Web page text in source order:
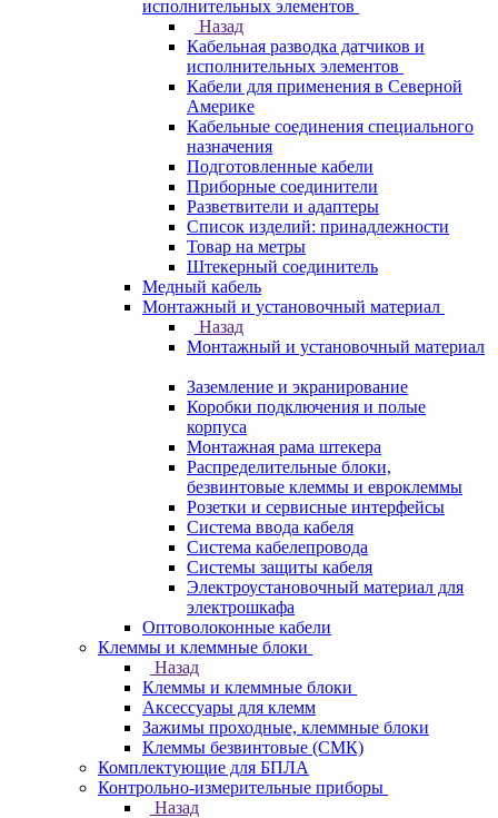
исполнительных элементов
Назад
Кабельная разводка датчиков и
исполнительных элементов
Кабели для применения в Северной
Америке
Кабельные соединения специального
назначения
Подготовленные кабели
Приборные соединители
Разветвители и адаптеры
Список изделий: принадлежности
Товар на метры
Штекерный соединитель
Медный кабель
Монтажный и установочный материал
Назад
Монтажный и установочный материал
Заземление и экранирование
Коробки подключения и полые
корпуса
Монтажная рама штекера
Распределительные блоки,
безвинтовые клеммы и евроклеммы
Розетки и сервисные интерфейсы
Система ввода кабеля
Система кабелепровода
Системы защиты кабеля
Электроустановочный материал для
электрошкафа
Оптоволоконные кабели
Клеммы и клеммные блоки
Назад
Клеммы и клеммные блоки
Аксессуары для клемм
Зажимы проходные, клеммные блоки
Клеммы безвинтовые (СМК)
Комплектующие для БПЛА
Контрольно-измерительные приборы
Назад